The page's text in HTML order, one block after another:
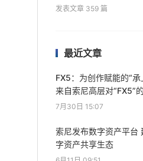
发表文章 359 篇
最近文章
FX5：为创作赋能的“承
来自索尼高层对“FX5”
7月30日 15:07
索尼发布数字资产平台
字资产共享生态